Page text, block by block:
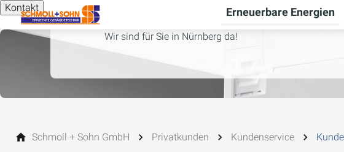
Kontakt Erneuerbare Energien
Wir sind für Sie in Nürnberg da!
Schmoll + Sohn GmbH Privatkunden Kundenservice